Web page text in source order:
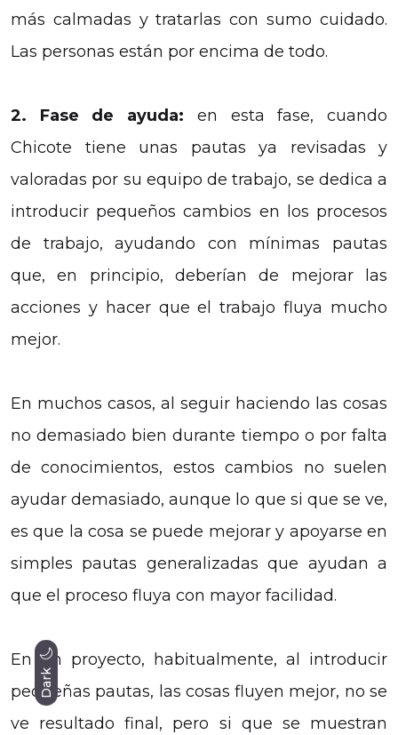
Dark
más calmadas y tratarlas con sumo cuidado.
Las personas están por encima de todo.
2. Fase de ayuda: en esta fase, cuando
Chicote tiene unas pautas ya revisadas y
valoradas por su equipo de trabajo, se dedica a
introducir pequeños cambios en los procesos
de trabajo, ayudando con mínimas pautas
que, en principio, deberían de mejorar las
acciones y hacer que el trabajo fluya mucho
mejor.
En muchos casos, al seguir haciendo las cosas
no demasiado bien durante tiempo o por falta
de conocimientos, estos cambios no suelen
ayudar demasiado, aunque lo que si que se ve,
es que la cosa se puede mejorar y apoyarse en
simples pautas generalizadas que ayudan a
que el proceso fluya con mayor facilidad.
En un proyecto, habitualmente, al introducir
pequeñas pautas, las cosas fluyen mejor, no se
ve resultado final, pero si que se muestran